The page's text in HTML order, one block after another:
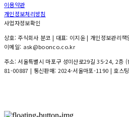
이용약관
개인정보처리방침
사업자정보확인
상호: 주식회사 분코 | 대표: 이지윤 | 개인정보관리
이메일: ask@boonco.co.kr
주소: 서울특별시 마포구 성미산로29길 35-24, 2층
81-00887 | 통신판매: 2024-서울마포-1190 | 호스